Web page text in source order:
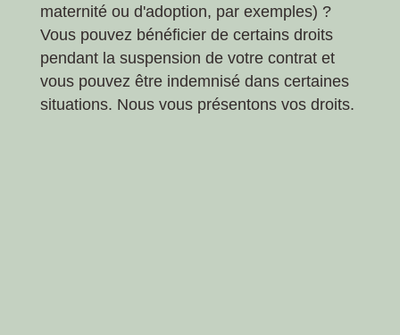
maternité ou d'adoption, par exemples) ?
Vous pouvez bénéficier de certains droits
pendant la suspension de votre contrat et
vous pouvez être indemnisé dans certaines
situations. Nous vous présentons vos droits.